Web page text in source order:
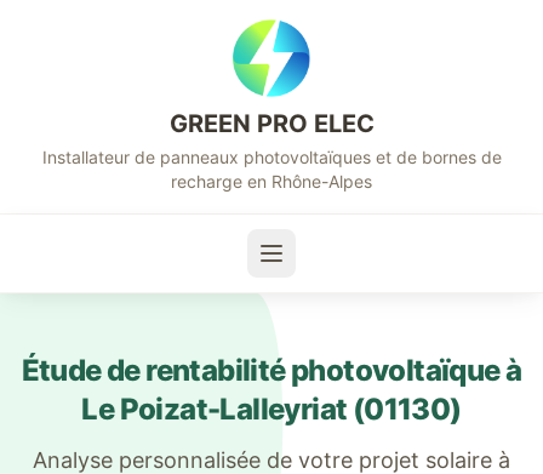
GREEN PRO ELEC
Installateur de panneaux photovoltaïques et de bornes de
recharge en Rhône-Alpes
Étude de rentabilité photovoltaïque à
Le Poizat-Lalleyriat (01130)
Analyse personnalisée de votre projet solaire à